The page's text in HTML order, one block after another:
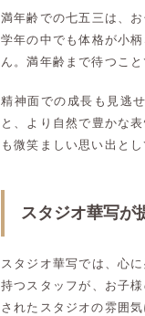
満年齢での七五三は、
学年の中でも体格が小
ん。満年齢まで待つこ
精神面での成長も見逃
と、より自然で豊かな
も微笑ましい思い出とし
スタジオ華写が
スタジオ華写では、心
持つスタッフが、お子
されたスタジオの雰囲